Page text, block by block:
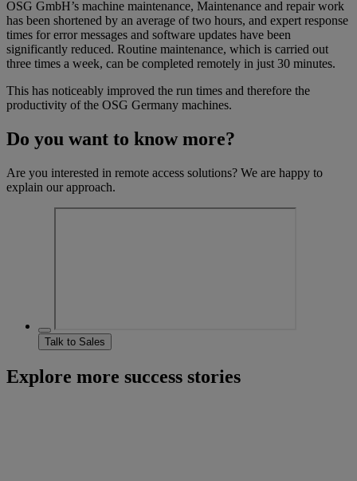
OSG GmbH’s machine maintenance, Maintenance and repair work
has been shortened by an average of two hours, and expert response
times for error messages and software updates have been
significantly reduced. Routine maintenance, which is carried out
three times a week, can be completed remotely in just 30 minutes.
This has noticeably improved the run times and therefore the
productivity of the OSG Germany machines.
Do you want to know more?
Are you interested in remote access solutions? We are happy to
explain our approach.
Talk to Sales
Explore more success stories